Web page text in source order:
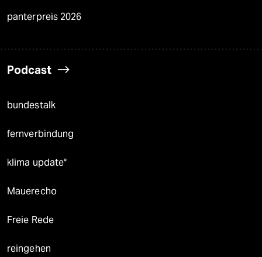
panterpreis 2026
Podcast
bundestalk
fernverbindung
klima update°
Mauerecho
Freie Rede
reingehen